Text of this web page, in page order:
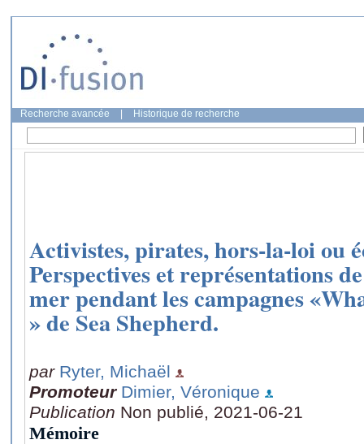
Recherche avancée Historique de recherche
Activistes, pirates, hors-la-loi ou
Perspectives et représentations
mer pendant les campagnes
» de Sea Shepherd.
par Ryter, Michaël
Promoteur Dimier, Véronique
Publication Non publié, 2021-06-21
Mémoire